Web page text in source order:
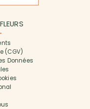
(CGV)
Données